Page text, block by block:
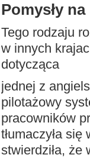
Pomysły
Tego rodzaju
w innych
dotycząca
jednej z
pilotażowy
pracowników
tłumaczyła
stwierdziła, że